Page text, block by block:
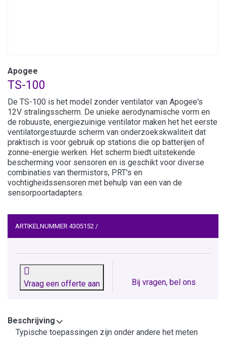
Apogee
TS-100
De TS-100 is het model zonder ventilator van Apogee's
12V stralingsscherm. De unieke aerodynamische vorm en
de robuuste, energiezuinige ventilator maken het het eerste
ventilatorgestuurde scherm van onderzoekskwaliteit dat
praktisch is voor gebruik op stations die op batterijen of
zonne-energie werken. Het scherm biedt uitstekende
bescherming voor sensoren en is geschikt voor diverse
combinaties van thermistors, PRT's en
vochtigheidssensoren met behulp van een van de
sensorpoortadapters.
ARTIKELNUMMER 4305152 /
Vraag een offerte aan Bij vragen, bel ons
Beschrijving
Typische toepassingen zijn onder andere het meten